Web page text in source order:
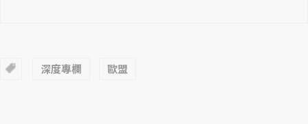
深度專欄 歐盟